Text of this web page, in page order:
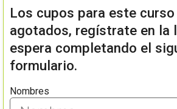
Los cupos para este
agotados, regístrate en la
espera completando el
formulario.
Nombres